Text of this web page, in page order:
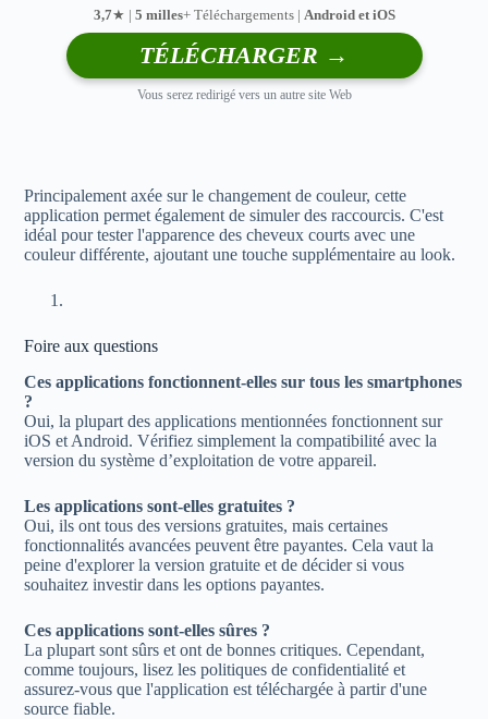
3,7★ | 5 milles+ Téléchargements | Android et iOS
TÉLÉCHARGER →
Vous serez redirigé vers un autre site Web
Principalement axée sur le changement de couleur, cette
application permet également de simuler des raccourcis. C'est
idéal pour tester l'apparence des cheveux courts avec une
couleur différente, ajoutant une touche supplémentaire au look.
Foire aux questions
Ces applications fonctionnent-elles sur tous les smartphones
?
Oui, la plupart des applications mentionnées fonctionnent sur
iOS et Android. Vérifiez simplement la compatibilité avec la
version du système d’exploitation de votre appareil.
Les applications sont-elles gratuites ?
Oui, ils ont tous des versions gratuites, mais certaines
fonctionnalités avancées peuvent être payantes. Cela vaut la
peine d'explorer la version gratuite et de décider si vous
souhaitez investir dans les options payantes.
Ces applications sont-elles sûres ?
La plupart sont sûrs et ont de bonnes critiques. Cependant,
comme toujours, lisez les politiques de confidentialité et
assurez-vous que l'application est téléchargée à partir d'une
source fiable.